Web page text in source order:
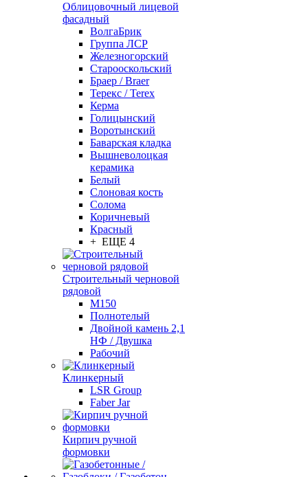
Облицовочный лицевой
фасадный
ВолгаБрик
Группа ЛСР
Железногорский
Старооскольский
Браер / Braer
Терекс / Terex
Керма
Голицынский
Воротынский
Баварская кладка
Вышневолоцкая
керамика
Белый
Слоновая кость
Солома
Коричневый
Красный
+ ЕЩЕ 4
Строительный черновой
рядовой
М150
Полнотелый
Двойной камень 2,1
НФ / Двушка
Рабочий
Клинкерный
LSR Group
Faber Jar
Кирпич ручной
формовки